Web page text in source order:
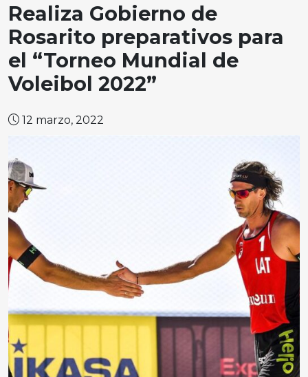
Realiza Gobierno de
Rosarito preparativos para
el “Torneo Mundial de
Voleibol 2022”
12 marzo, 2022